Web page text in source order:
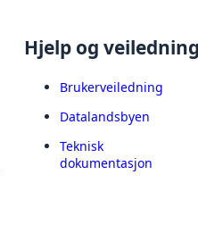
Hjelp og
Brukerveiledning
Datalandsbyen
Teknisk
dokumentasjon